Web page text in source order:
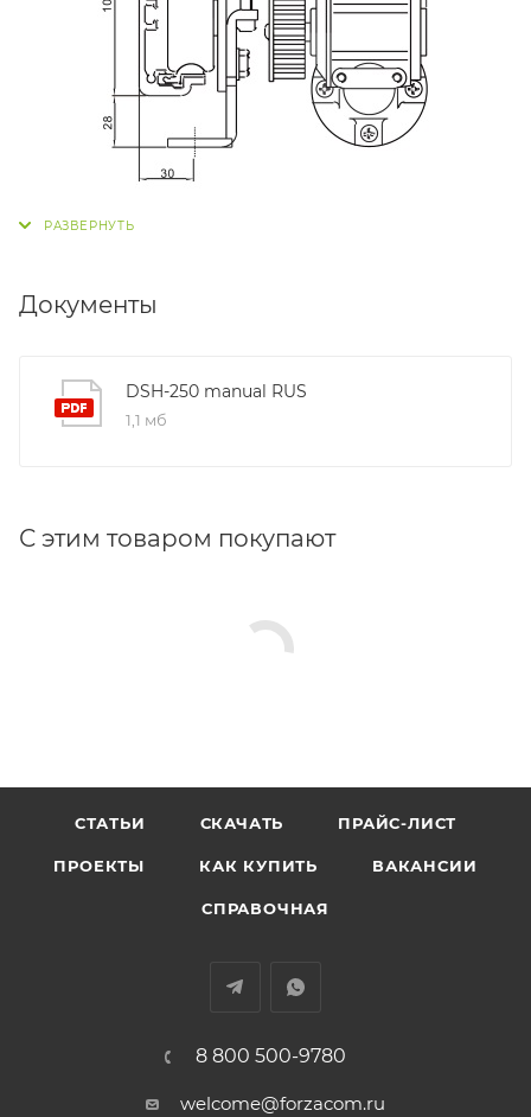
Документы
DSH-250 manual RUS
1,1 мб
С этим товаром покупают
СТАТЬИ СКАЧАТЬ ПРАЙС-ЛИСТ
ПРОЕКТЫ КАК КУПИТЬ ВАКАНСИИ
СПРАВОЧНАЯ
8 800 500-9780
welcome@forzacom.ru